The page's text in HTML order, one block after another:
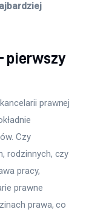
pierwszy
prawnej
Czy
rodzinnych, czy
pracy,
prawne
prawa, co